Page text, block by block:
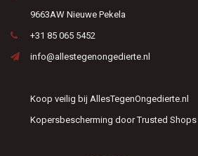
9663AW Nieuwe Pekela
+31 85 065 5452
info@allestegenongedierte.nl
Koop veilig bij AllesTegenOngedierte.nl
Kopersbescherming door Trusted Shops